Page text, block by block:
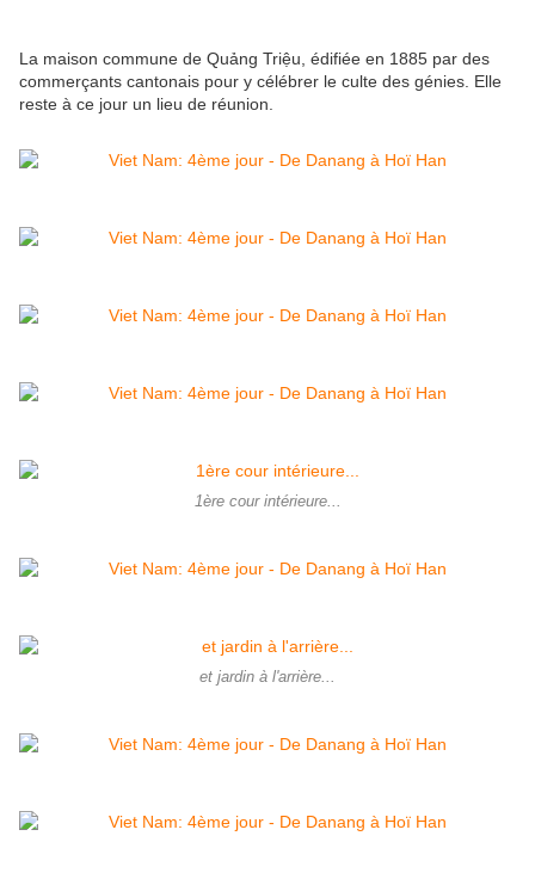
La maison commune de Quảng Triệu, édifiée en 1885 par des
commerçants cantonais pour y célébrer le culte des génies. Elle
reste à ce jour un lieu de réunion.
1ère cour intérieure...
et jardin à l'arrière...